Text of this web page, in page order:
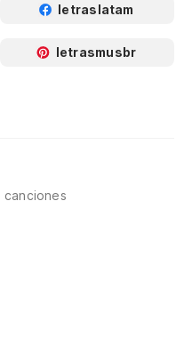
letraslatam
letrasmusbr